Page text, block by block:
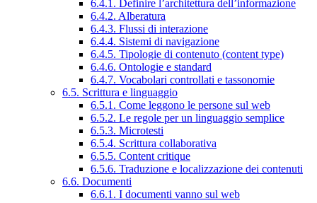
6.4.1. Definire l’architettura dell’informazione
6.4.2. Alberatura
6.4.3. Flussi di interazione
6.4.4. Sistemi di navigazione
6.4.5. Tipologie di contenuto (content type)
6.4.6. Ontologie e standard
6.4.7. Vocabolari controllati e tassonomie
6.5. Scrittura e linguaggio
6.5.1. Come leggono le persone sul web
6.5.2. Le regole per un linguaggio semplice
6.5.3. Microtesti
6.5.4. Scrittura collaborativa
6.5.5. Content critique
6.5.6. Traduzione e localizzazione dei contenuti
6.6. Documenti
6.6.1. I documenti vanno sul web